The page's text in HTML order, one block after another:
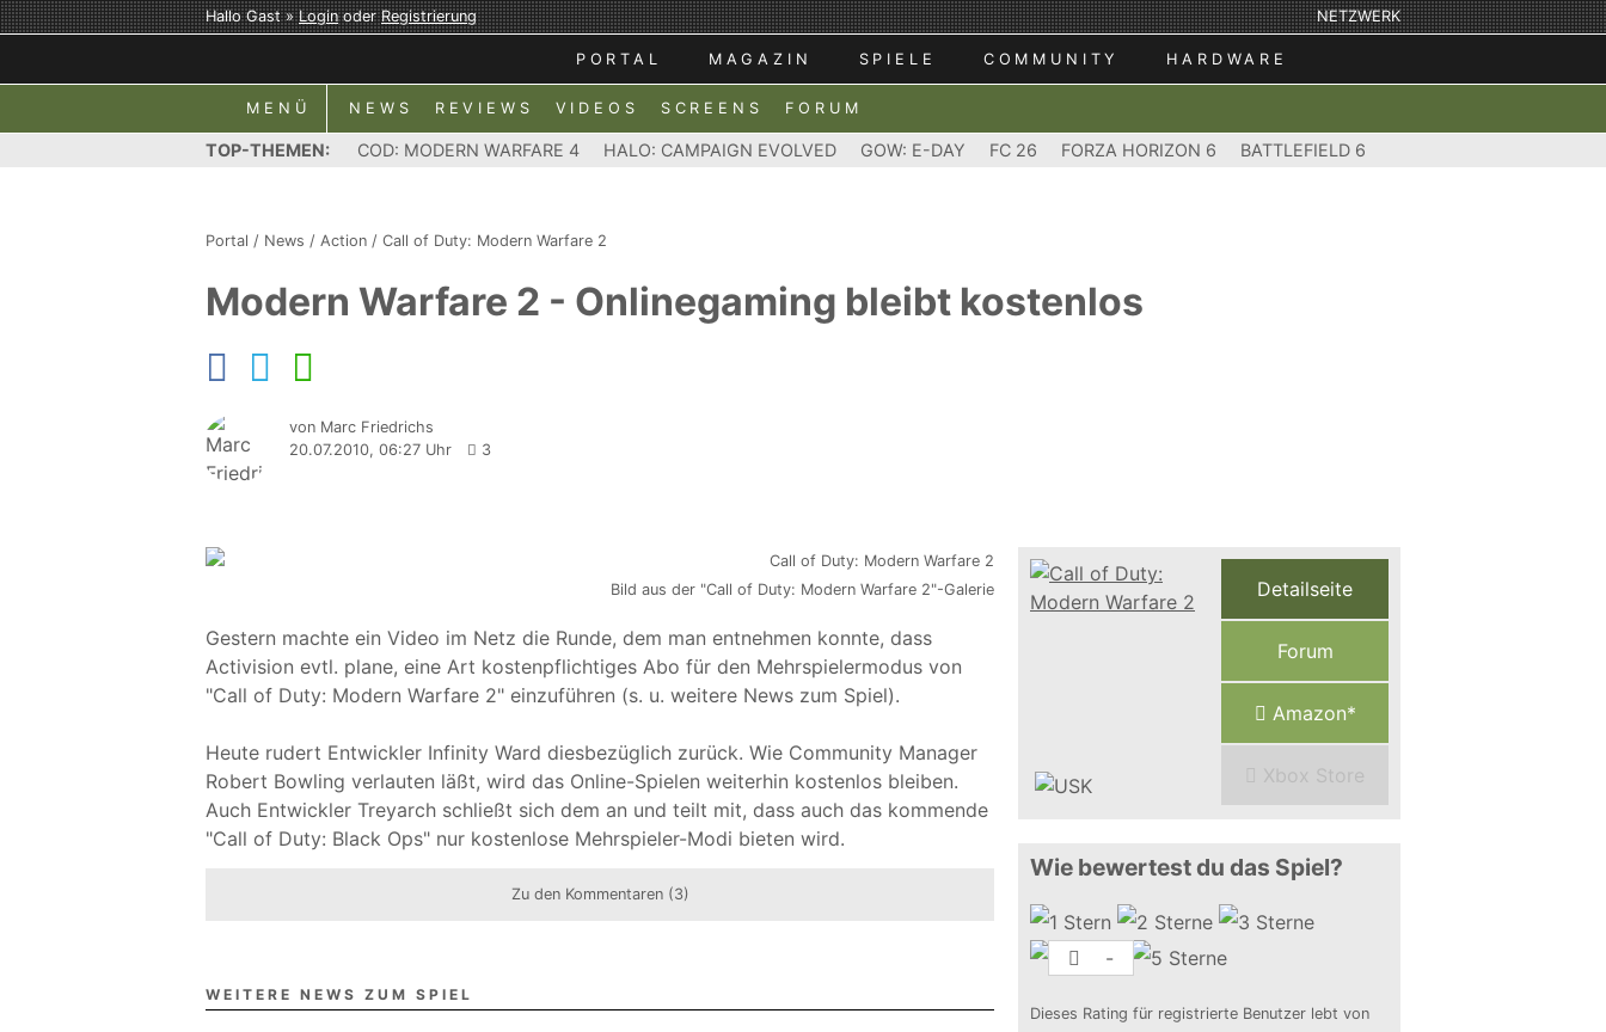
Hallo Gast »LoginoderRegistrierung NETZWERK
PORTAL MAGAZIN SPIELE COMMUNITY HARDWARE
MENÜ NEWS REVIEWS VIDEOS SCREENS FORUM
TOP-THEMEN: COD: MODERN WARFARE 4 HALO: CAMPAIGN EVOLVED GOW: E-DAY FC 26 FORZA HORIZON 6 BATTLEFIELD 6
Portal / News / Action / Call of Duty: Modern Warfare 2
Modern Warfare 2 - Onlinegaming bleibt kostenlos
von Marc Friedrichs
20.07.2010, 06:27 Uhr
3
Bild aus der "Call of Duty: Modern Warfare 2"-Galerie
Gestern machte ein Video im Netz die Runde, dem man entnehmen konnte, dass
Activision evtl. plane, eine Art kostenpflichtiges Abo für den Mehrspielermodus von
"Call of Duty: Modern Warfare 2" einzuführen (s. u. weitere News zum Spiel).
Heute rudert Entwickler Infinity Ward diesbezüglich zurück. Wie Community Manager
Robert Bowling verlauten läßt, wird das Online-Spielen weiterhin kostenlos bleiben.
Auch Entwickler Treyarch schließt sich dem an und teilt mit, dass auch das kommende
"Call of Duty: Black Ops" nur kostenlose Mehrspieler-Modi bieten wird.
Zu den Kommentaren (3)
WEITERE NEWS ZUM SPIEL
Detailseite
Forum
Amazon*
Xbox Store
Wie bewertest du das Spiel?
-
Dieses Rating für registrierte Benutzer lebt von